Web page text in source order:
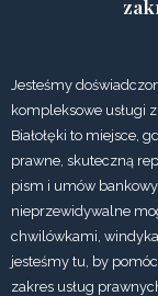
Jesteśmy
kompleksowe usługi
Białołęki to miejsce,
prawne, skuteczną
pism i umów
nieprzewidywalne
chwilówkami,
jesteśmy tu, by
zakres usług